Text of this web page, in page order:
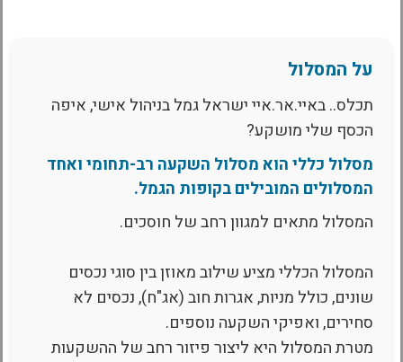
על המסלול
תכלס.. באיי.אר.איי ישראל גמל בניהול אישי, איפה
הכסף שלי מושקע?
מסלול כללי הוא מסלול השקעה רב-תחומי ואחד
המסלולים המובילים בקופות הגמל.
המסלול מתאים למגוון רחב של חוסכים.
המסלול הכללי מציע שילוב מאוזן בין סוגי נכסים
שונים, כולל מניות, אגרות חוב (אג"ח), נכסים לא
סחירים, ואפיקי השקעה נוספים.
מטרת המסלול היא ליצור פיזור רחב של ההשקעות